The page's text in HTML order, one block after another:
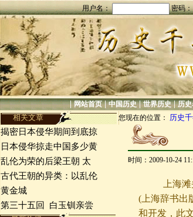
用户名： 密码：
|网站首页|中国历史|世界历史|历史
相关文章 您现在的位置： 历史
揭密日本侵华期间到底掠
日本侵华掠走中国多少黄
乱伦为荣的后梁王朝 太
古代王朝的异类：以乱伦
黄金城
第三十五回 白玉钏亲尝
时间：2009-10-24
上海滩头
(上海辞书出
和开发，此